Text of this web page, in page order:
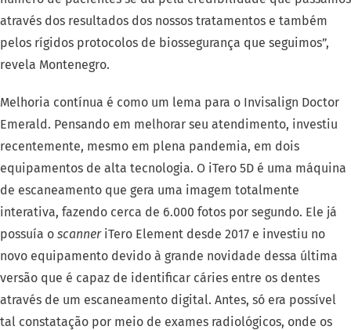
através dos resultados dos nossos tratamentos e também
pelos rígidos protocolos de biossegurança que seguimos”,
revela Montenegro.
Melhoria contínua é como um lema para o Invisalign Doctor
Emerald. Pensando em melhorar seu atendimento, investiu
recentemente, mesmo em plena pandemia, em dois
equipamentos de alta tecnologia. O iTero 5D é uma máquina
de escaneamento que gera uma imagem totalmente
interativa, fazendo cerca de 6.000 fotos por segundo. Ele já
possuía o scanneriTero Element desde 2017 e investiu no
novo equipamento devido à grande novidade dessa última
versão que é capaz de identificar cáries entre os dentes
através de um escaneamento digital. Antes, só era possível
tal constatação por meio de exames radiológicos, onde os